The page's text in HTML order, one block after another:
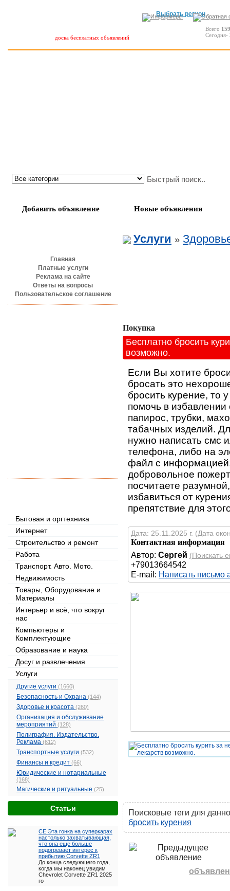
Выбрать регион
Всего
Сегодня-
доска бесплатных объявлений
Добавить объявление Новые объявления
Главная
Платные услуги
Реклама на сайте
Ответы на вопросы
Пользовательское соглашение
Бытовая и оргтехника
Интернет
Строительство и ремонт
Работа
Транспорт. Авто. Мото.
Недвижимость
Товары, Оборудование и
Материалы
Интерьер и всё, что вокруг
нас
Компьютеры и
Комплектующие
Образование и наука
Досуг и развлечения
Услуги
Другие услуги (1660)
Безопасность и Охрана (144)
Здоровье и красота (260)
Организация и обслуживание
мероприятий (128)
Полиграфия. Издательство.
Реклама (612)
Транспортные услуги (532)
Финансы и кредит (66)
Юридические и нотариальные
(168)
Магические и ритуальные (25)
Cтатьи
CE Эта гонка на суперкарах
настолько захватывающая,
что она еще больше
подогревает интерес к
прибытию Corvette ZR1
До конца следующего года,
когда мы наконец увидим
Chevrolet Corvette ZR1 2025
го
Услуги »
Покупка
Бесплатно бросить
возможно.
Если Вы хотите
бросать это
бросить курение, то
помочь в избавлении
папирос, трубки,
табачных изделий.
нужно написать смс
телефона, либо на
файл с информацией,
добровольное
посчитаете
избавиться от
препятствие для
Дата: 25.11.2025 г. (Дата
Контактная информация
Автор: Сергей (Поискать
+79013664542
E-mail: Написать письмо
Поисковые теги для
бросить курения